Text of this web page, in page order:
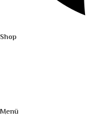
Shop
Menü